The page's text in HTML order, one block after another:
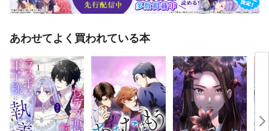
あわせてよく買われている本